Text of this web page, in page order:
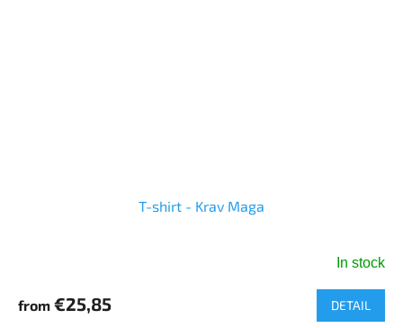
T-shirt - Krav Maga
In stock
from €25,85 DETAIL